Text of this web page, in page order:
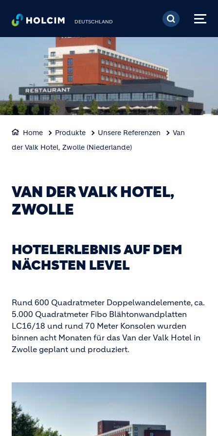
Direkt zum Inhalt
DEUTSCHLAND
Home Produkte Unsere Referenzen
Van
der Valk Hotel, Zwolle (Niederlande)
VAN DER VALK HOTEL,
ZWOLLE
HOTELERLEBNIS AUF DEM
NÄCHSTEN LEVEL
Rund 600 Quadratmeter Doppelwandelemente, ca.
5.000 Quadratmeter Fibo Blähtonwandplatten
LC16/18 und rund 70 Meter Konsolen wurden
binnen acht Monaten für das Van der Valk Hotel in
Zwolle geplant und produziert.